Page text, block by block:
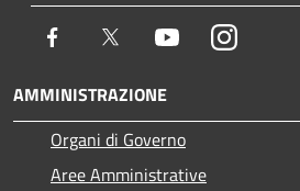
Facebook Twitter YoutubeInstagram
AMMINISTRAZIONE
Organi di Governo
Aree Amministrative